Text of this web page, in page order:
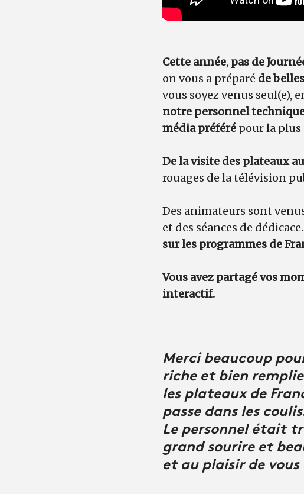
Cette année, pas de
on vous a préparé de
vous soyez venus seul(e),
notre personnel
média préféré pour la plus
De la visite des plateaux
rouages de la télévision
Des animateurs sont
et des séances de
sur les programmes de
Vous avez partagé vos
interactif.
Merci beaucoup
riche et bien
les plateaux de
passe dans les
Le personnel était
grand sourire et
et au plaisir de